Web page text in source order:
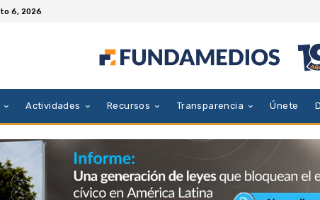
6, 2026
Actividades Recursos Transparencia Únete